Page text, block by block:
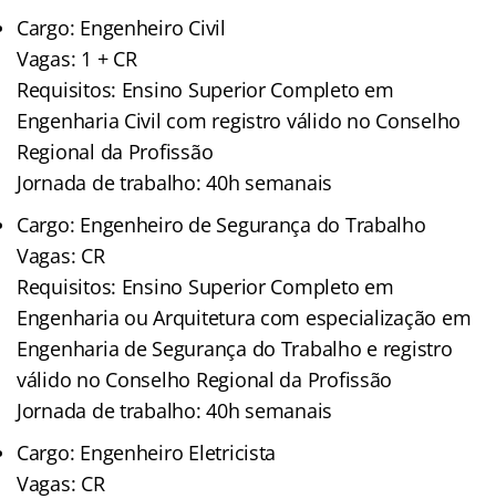
Cargo: Engenheiro Civil
Vagas: 1 + CR
Requisitos: Ensino Superior Completo em
Engenharia Civil com registro válido no Conselho
Regional da Profissão
Jornada de trabalho: 40h semanais
Cargo: Engenheiro de Segurança do Trabalho
Vagas: CR
Requisitos: Ensino Superior Completo em
Engenharia ou Arquitetura com especialização em
Engenharia de Segurança do Trabalho e registro
válido no Conselho Regional da Profissão
Jornada de trabalho: 40h semanais
Cargo: Engenheiro Eletricista
Vagas: CR